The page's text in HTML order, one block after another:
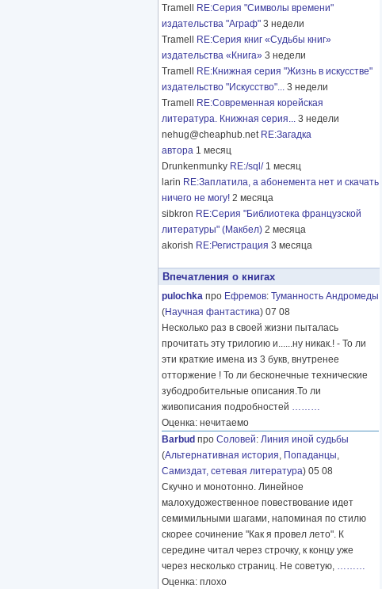
Tramell
RE:Серия "Символы времени"
издательства "Аграф" 3 недели
Tramell
RE:Серия книг «Судьбы книг»
издательства «Книга» 3 недели
Tramell
RE:Книжная серия "Жизнь в искусстве"
издательство "Искусство"... 3 недели
Tramell
RE:Современная корейская
литература. Книжная серия... 3 недели
nehug@cheaphub.net RE:Загадка
автора 1 месяц
Drunkenmunky RE:/sql/ 1 месяц
larin RE:Заплатила, а абонемента нет и скачать
ничего не могу! 2 месяца
sibkron RE:Серия "Библиотека французской
литературы" (Макбел) 2 месяца
akorish RE:Регистрация 3 месяца
Впечатления о книгах
pulochka про Ефремов: Туманность Андромеды
(Научная фантастика) 07 08
Несколько раз в своей жизни пыталась
прочитать эту трилогию и......ну никак.! - То ли
эти краткие имена из 3 букв, внутренее
отторжение ! То ли бесконечные технические
зубодробительные описания.То ли
живописания подробностей ………
Оценка: нечитаемо
Barbud про Соловей: Линия иной судьбы
(Альтернативная история, Попаданцы,
Самиздат, сетевая литература) 05 08
Скучно и монотонно. Линейное
малохудожественное повествование идет
семимильными шагами, напоминая по стилю
скорее сочинение "Как я провел лето". К
середине читал через строчку, к концу уже
через несколько страниц. Не советую, ………
Оценка: плохо